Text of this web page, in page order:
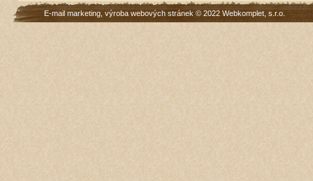
E-mail marketing výroba webových stránek © 2022 Webkomplet, s.r.o.